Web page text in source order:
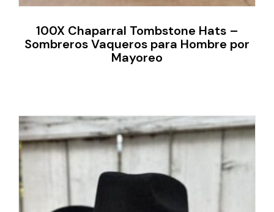
100X Chaparral Tombstone Hats –
Sombreros Vaqueros para Hombre por
Mayoreo